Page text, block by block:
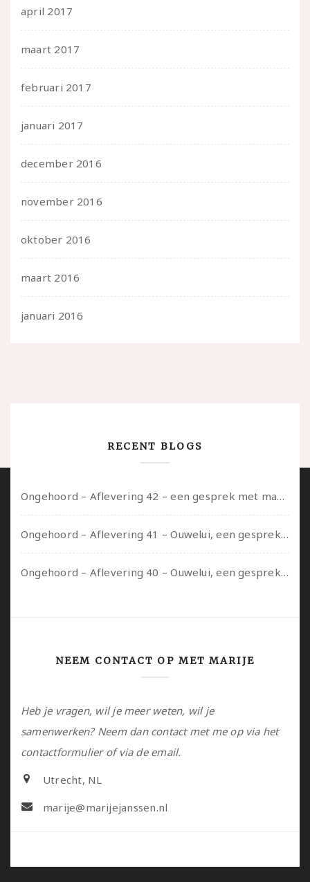
april 2017
maart 2017
februari 2017
januari 2017
december 2016
november 2016
oktober 2016
maart 2016
januari 2016
RECENT BLOGS
Ongehoord – Aflevering 42 – een gesprek met marijn over seksueel opbloeien, het ouderschap uitvinden en verschillende leeftijden in je mee dragen
Ongehoord – Aflevering 41 – Ouwelui, een gesprek met Marcelle over polyamorie op latere leeftijd, (mantel)zorg voor je partners en seksueel plezier.
Ongehoord – Aflevering 40 – Ouwelui, een gesprek met Sadie Lune over vormende relaties en de geschiedenis van de queer pornobeweging
NEEM CONTACT OP MET MARIJE
Heb je vragen, wil je meer weten, wil je
samenwerken? Neem dan contact met me op via het
contactformulier of via de email.
Utrecht, NL
marije@marijejanssen.nl